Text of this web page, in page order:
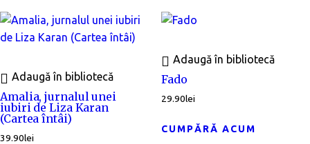
Adaugă în bibliotecă
Amalia, jurnalul unei
iubiri de Liza Karan
(Cartea întâi)
39.90lei
Adaugă în bibliotecă
Fado
29.90lei
CUMPĂRĂ ACUM